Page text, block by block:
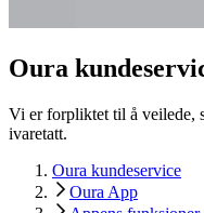
Oura
Vi er forpliktet til å veilede,
ivaretatt.
Oura kundeservice
Oura App